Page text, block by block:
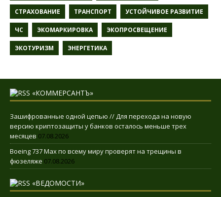
СТРАХОВАНИЕ ТРАНСПОРТ УСТОЙЧИВОЕ РАЗВИТИЕ
ЧС ЭКОМАРКИРОВКА ЭКОПРОСВЕЩЕНИЕ
ЭКОТУРИЗМ ЭНЕРГЕТИКА
«КОММЕРСАНТЪ»
Зашифрованные одной цепью // Для перехода на новую
версию криптозащиты у банков осталось меньше трех
месяцев 07.08.2026
Boeing 737 Max по всему миру проверят на трещины в
фюзеляже 07.08.2026
«ВЕДОМОСТИ»